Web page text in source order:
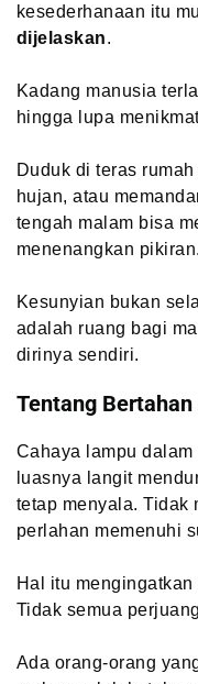
kesederhanaan itu
dijelaskan.
Kadang manusia
hingga lupa
Duduk di teras
hujan, atau
tengah malam bisa
menenangkan pikiran.
Kesunyian bukan
adalah ruang bagi
dirinya sendiri.
Tentang Bertahan
Cahaya lampu
luasnya langit
tetap menyala. Tidak
perlahan memenuhi
Hal itu
Tidak semua
Ada orang-orang